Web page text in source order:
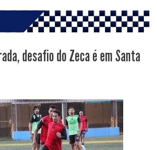
desafio do Zeca é em Santa